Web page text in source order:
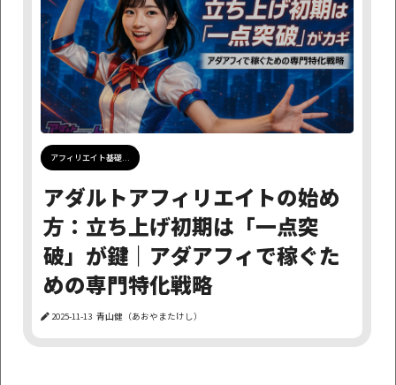
サイト制作超基本事項
つぶやき
ネットビジネス
はじめに
制作代行サービスについて
完成サイト販売
運営日誌
月日で探す
タグで探す
X 読み流し 離脱率 注意点 差別化
成長否定派 アダアフィ FANZA SEO
アフィリエイト基礎...
アダルトアフィリエイトの始め
方：立ち上げ初期は「一点突
破」が鍵｜アダアフィで稼ぐた
めの専門特化戦略
2025-11-13 青山健（あおやまたけし）